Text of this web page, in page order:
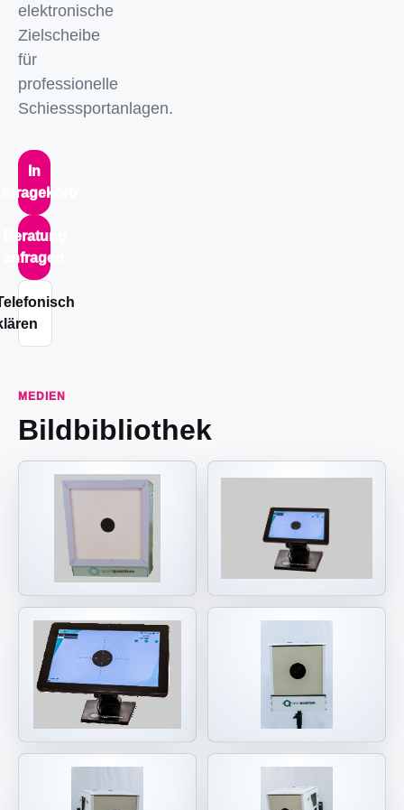
elektronische
Zielscheibe
für
professionelle
Schiesssportanlagen.
In
Beratung
anfragen
MEDIEN
Bildbibliothek